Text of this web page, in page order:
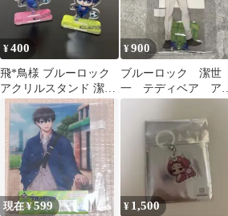
¥400
飛*鳥様 ブルーロック
アクリルスタンド 潔世
一 千切豹馬 2種セット
¥900
ブルーロック 潔世
一 テディベア アク
リルスタンド
現在 ¥599 ¥ 1,500